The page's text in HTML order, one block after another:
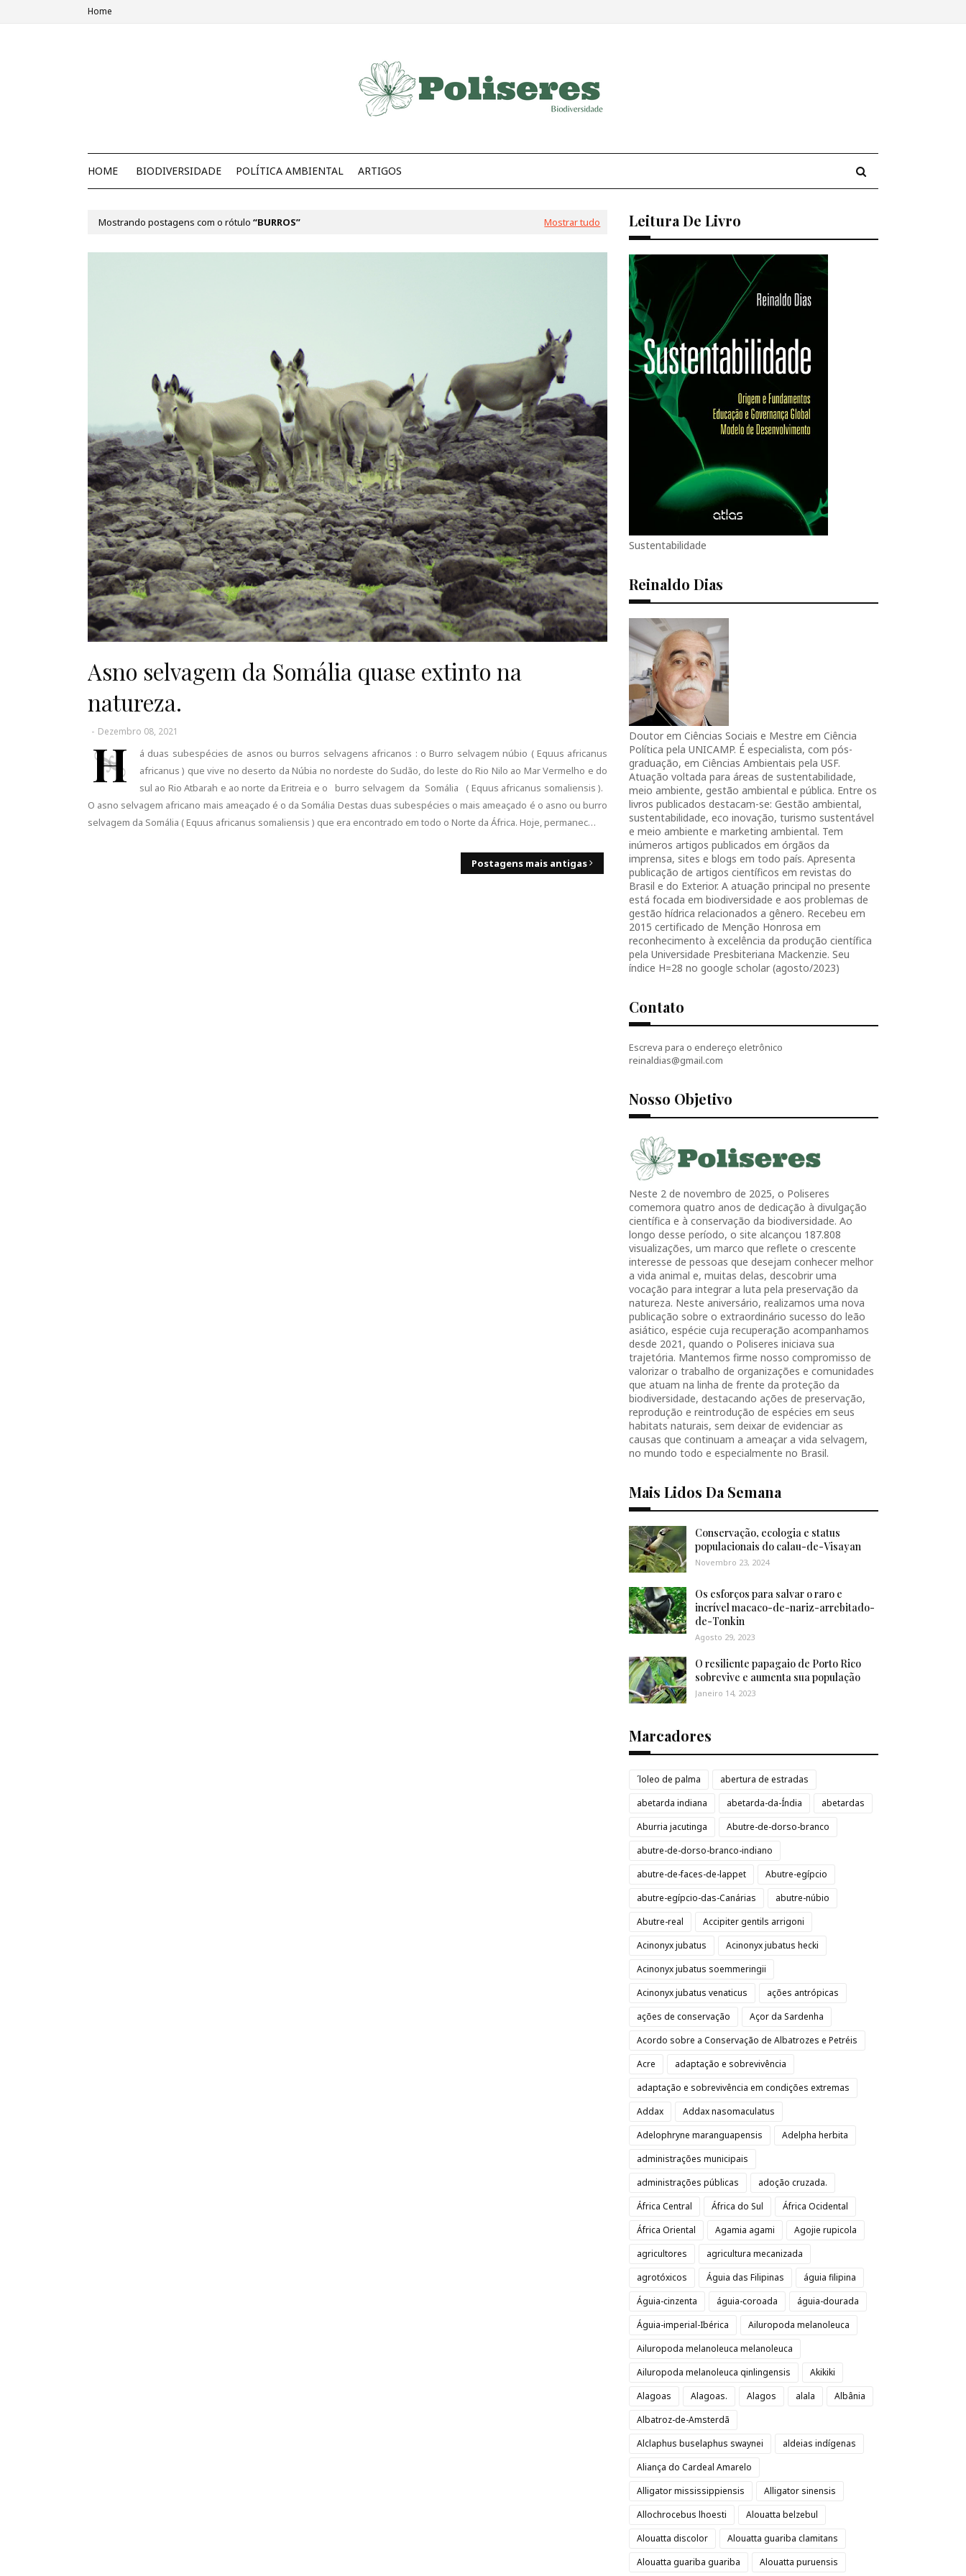
Home
HOME BIODIVERSIDADE POLÍTICA AMBIENTAL ARTIGOS
Mostrando postagens com o rótulo BURROS Mostrar tudo
Asno selvagem da Somália quase extinto na
natureza.
- Dezembro 08, 2021
H
á duas subespécies de asnos ou burros selvagens africanos : o Burro selvagem núbio ( Equus africanus
africanus ) que vive no deserto da Núbia no nordeste do Sudão, do leste do Rio Nilo ao Mar Vermelho e do
sul ao Rio Atbarah e ao norte da Eritreia e o burro selvagem da Somália ( Equus africanus somaliensis ).
O asno selvagem africano mais ameaçado é o da Somália Destas duas subespécies o mais ameaçado é o asno ou burro
selvagem da Somália ( Equus africanus somaliensis ) que era encontrado em todo o Norte da África. Hoje, permanec…
Postagens mais antigas
Leitura De Livro
Sustentabilidade
Reinaldo Dias
Doutor em Ciências Sociais e Mestre em Ciência
Política pela UNICAMP. É especialista, com pós-
graduação, em Ciências Ambientais pela USF.
Atuação voltada para áreas de sustentabilidade,
meio ambiente, gestão ambiental e pública. Entre os
livros publicados destacam-se: Gestão ambiental,
sustentabilidade, eco inovação, turismo sustentável
e meio ambiente e marketing ambiental. Tem
inúmeros artigos publicados em órgãos da
imprensa, sites e blogs em todo país. Apresenta
publicação de artigos científicos em revistas do
Brasil e do Exterior. A atuação principal no presente
está focada em biodiversidade e aos problemas de
gestão hídrica relacionados a gênero. Recebeu em
2015 certificado de Menção Honrosa em
reconhecimento à excelência da produção científica
pela Universidade Presbiteriana Mackenzie. Seu
índice H=28 no google scholar (agosto/2023)
Contato
Escreva para o endereço eletrônico
reinaldias@gmail.com
Nosso Objetivo
Neste 2 de novembro de 2025, o Poliseres
comemora quatro anos de dedicação à divulgação
científica e à conservação da biodiversidade. Ao
longo desse período, o site alcançou 187.808
visualizações, um marco que reflete o crescente
interesse de pessoas que desejam conhecer melhor
a vida animal e, muitas delas, descobrir uma
vocação para integrar a luta pela preservação da
natureza. Neste aniversário, realizamos uma nova
publicação sobre o extraordinário sucesso do leão
asiático, espécie cuja recuperação acompanhamos
desde 2021, quando o Poliseres iniciava sua
trajetória. Mantemos firme nosso compromisso de
valorizar o trabalho de organizações e comunidades
que atuam na linha de frente da proteção da
biodiversidade, destacando ações de preservação,
reprodução e reintrodução de espécies em seus
habitats naturais, sem deixar de evidenciar as
causas que continuam a ameaçar a vida selvagem,
no mundo todo e especialmente no Brasil.
Mais Lidos Da Semana
Conservação, ecologia e status
populacionais do calau-de-Visayan
Novembro 23, 2024
Os esforços para salvar o raro e
incrível macaco-de-nariz-arrebitado-
de-Tonkin
Agosto 29, 2023
O resiliente papagaio de Porto Rico
sobrevive e aumenta sua população
Janeiro 14, 2023
Marcadores
´loleo de palma
abertura de estradas
abetarda indiana
abetarda-da-Índia
abetardas
Aburria jacutinga
Abutre-de-dorso-branco
abutre-de-dorso-branco-indiano
abutre-de-faces-de-lappet
Abutre-egípcio
abutre-egípcio-das-Canárias
abutre-núbio
Abutre-real
Accipiter gentils arrigoni
Acinonyx jubatus
Acinonyx jubatus hecki
Acinonyx jubatus soemmeringii
Acinonyx jubatus venaticus
ações antrópicas
ações de conservação
Açor da Sardenha
Acordo sobre a Conservação de Albatrozes e Petréis
Acre
adaptação e sobrevivência
adaptação e sobrevivência em condições extremas
Addax
Addax nasomaculatus
Adelophryne maranguapensis
Adelpha herbita
administrações municipais
administrações públicas
adoção cruzada.
África Central
África do Sul
África Ocidental
África Oriental
Agamia agami
Agojie rupicola
agricultores
agricultura mecanizada
agrotóxicos
Águia das Filipinas
águia filipina
Águia-cinzenta
águia-coroada
águia-dourada
Águia-imperial-Ibérica
Ailuropoda melanoleuca
Ailuropoda melanoleuca melanoleuca
Ailuropoda melanoleuca qinlingensis
Akikiki
Alagoas
Alagoas. Alagos alala
Albânia
Albatroz-de-Amsterdã
Alclaphus buselaphus swaynei
aldeias indígenas
Aliança do Cardeal Amarelo
Alligator mississippiensis
Alligator sinensis
Allochrocebus lhoesti
Alouatta belzebul
Alouatta discolor
Alouatta guariba clamitans
Alouatta guariba guariba
Alouatta puruensis